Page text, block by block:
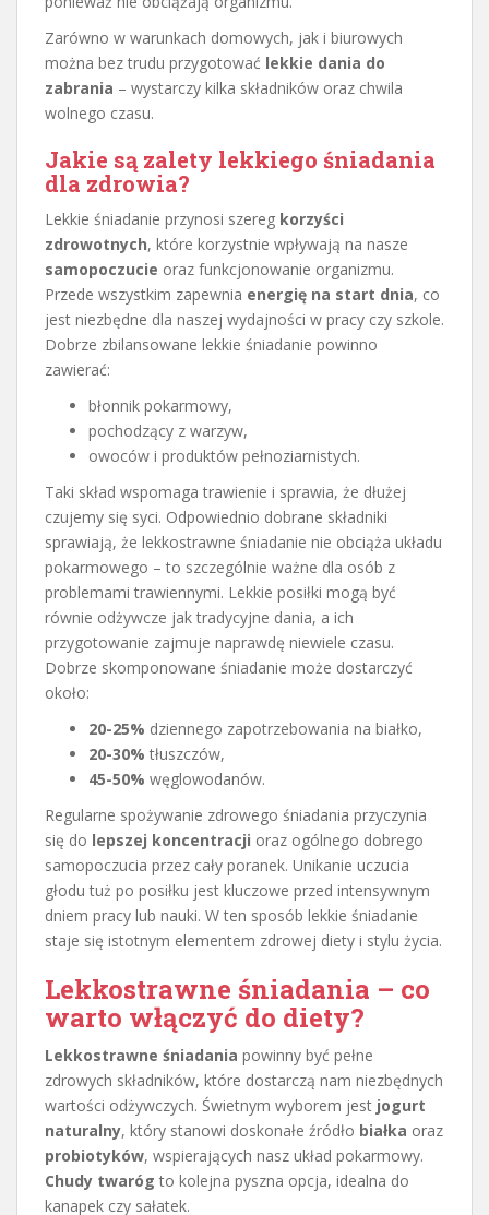
Zarówno w warunkach domowych, jak i biurowych
można bez trudu przygotować lekkie dania do
zabrania – wystarczy kilka składników oraz chwila
wolnego czasu.
Jakie są zalety lekkiego śniadania
dla zdrowia?
Lekkie śniadanie przynosi szereg korzyści
zdrowotnych, które korzystnie wpływają na nasze
samopoczucie oraz funkcjonowanie organizmu.
Przede wszystkim zapewnia energię na start dnia, co
jest niezbędne dla naszej wydajności w pracy czy szkole.
Dobrze zbilansowane lekkie śniadanie powinno
zawierać:
błonnik pokarmowy,
pochodzący z warzyw,
owoców i produktów pełnoziarnistych.
Taki skład wspomaga trawienie i sprawia, że dłużej
czujemy się syci. Odpowiednio dobrane składniki
sprawiają, że lekkostrawne śniadanie nie obciąża układu
pokarmowego – to szczególnie ważne dla osób z
problemami trawiennymi. Lekkie posiłki mogą być
równie odżywcze jak tradycyjne dania, a ich
przygotowanie zajmuje naprawdę niewiele czasu.
Dobrze skomponowane śniadanie może dostarczyć
około:
20-25% dziennego zapotrzebowania na białko,
20-30% tłuszczów,
45-50% węglowodanów.
Regularne spożywanie zdrowego śniadania przyczynia
się do lepszej koncentracji oraz ogólnego dobrego
samopoczucia przez cały poranek. Unikanie uczucia
głodu tuż po posiłku jest kluczowe przed intensywnym
dniem pracy lub nauki. W ten sposób lekkie śniadanie
staje się istotnym elementem zdrowej diety i stylu życia.
Lekkostrawne śniadania – co
warto włączyć do diety?
Lekkostrawne śniadania powinny być pełne
zdrowych składników, które dostarczą nam niezbędnych
wartości odżywczych. Świetnym wyborem jest jogurt
naturalny, który stanowi doskonałe źródło białka oraz
probiotyków, wspierających nasz układ pokarmowy.
Chudy twaróg to kolejna pyszna opcja, idealna do
kanapek czy sałatek.